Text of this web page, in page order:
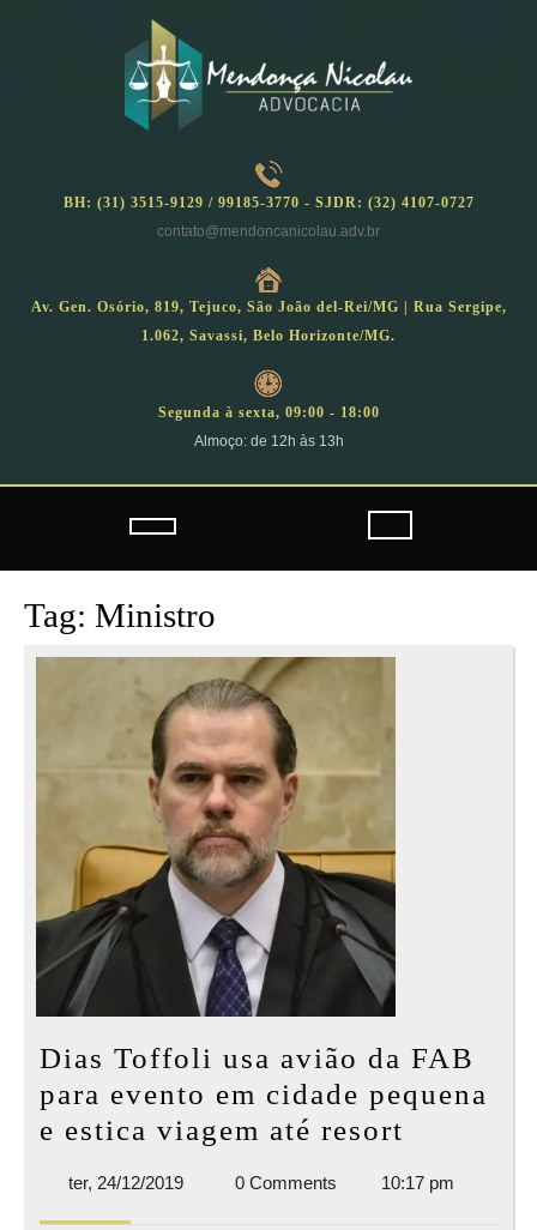
BH: (31) 3515-9129 / 99185-3770 - SJDR: (32) 4107-0727
contato@mendoncanicolau.adv.br
Av. Gen. Osório, 819, Tejuco, São João del-Rei/MG | Rua Sergipe,
1.062, Savassi, Belo Horizonte/MG.
Segunda à sexta, 09:00 - 18:00
Almoço: de 12h às 13h
Open
Tag: Ministro
Dias Toffoli usa avião da FAB
para evento em cidade pequena
e estica viagem até resort
usa
ter, 24/12/2019ter,
0 Comments 10:17 pm